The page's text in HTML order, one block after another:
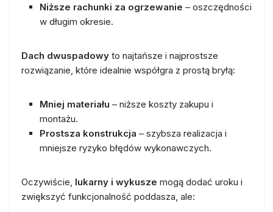
Niższe rachunki za ogrzewanie – oszczędności
w długim okresie.
Dach dwuspadowy to najtańsze i najprostsze
rozwiązanie, które idealnie współgra z prostą bryłą:
Mniej materiału – niższe koszty zakupu i
montażu.
Prostsza konstrukcja – szybsza realizacja i
mniejsze ryzyko błędów wykonawczych.
Oczywiście, lukarny i wykusze mogą dodać uroku i
zwiększyć funkcjonalność poddasza, ale: